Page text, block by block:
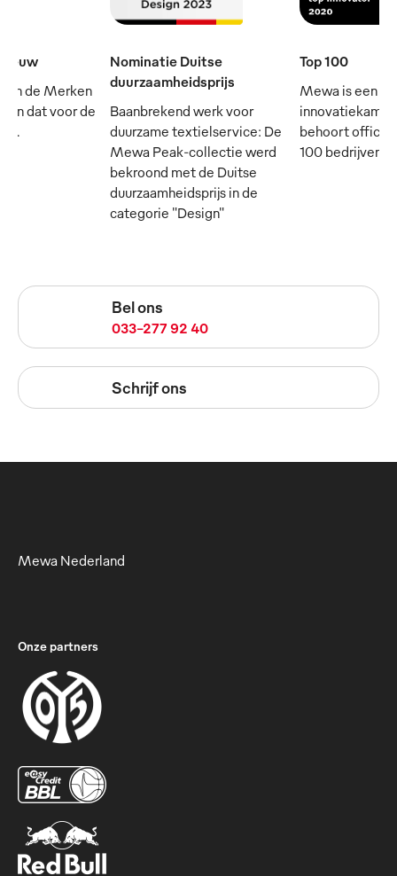
eeuw
de Merken
en dat voor de
rij.
Nominatie Duitse
duurzaamheidsprijs
Baanbrekend werk voor
duurzame textielservice: De
Mewa Peak-collectie werd
bekroond met de Duitse
duurzaamheidsprijs in de
categorie "Design"
Top 100
Mewa is een
behoort
100 bedrijven
Bel ons
033-277 92 40
Schrijf ons
Mewa Nederland
Onze partners